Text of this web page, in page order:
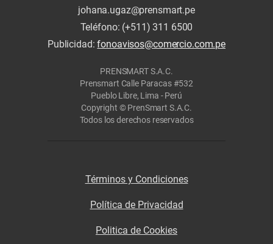
johana.ugaz@prensmart.pe
Teléfono: (+511) 311 6500
Publicidad:fonoavisos@comercio.com.pe
PRENSMART S.A.C.
Prensmart Calle Paracas #532
Pueblo Libre, Lima - Perú
Copyright © PrenSmart S.A.C.
Todos los derechos reservados
Términos y Condiciones
Política de Privacidad
Politica de Cookies